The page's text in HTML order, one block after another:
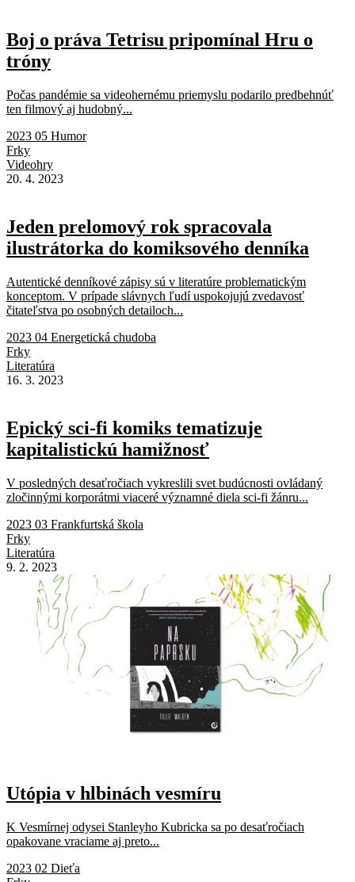
Boj o práva Tetrisu pripomínal Hru o
tróny
Počas pandémie sa videohernému priemyslu podarilo predbehnúť
ten filmový aj hudobný...
2023 05 Humor
Frky
Videohry
20. 4. 2023
Jeden prelomový rok spracovala
ilustrátorka do komiksového denníka
Autentické denníkové zápisy sú v literatúre problematickým
konceptom. V prípade slávnych ľudí uspokojujú zvedavosť
čitateľstva po osobných detailoch...
2023 04 Energetická chudoba
Frky
Literatúra
16. 3. 2023
Epický sci-fi komiks tematizuje
kapitalistickú hamižnosť
V posledných desaťročiach vykreslili svet budúcnosti ovládaný
zločinnými korporátmi viaceré významné diela sci-fi žánru...
2023 03 Frankfurtská škola
Frky
Literatúra
9. 2. 2023
Utópia v hlbinách vesmíru
K Vesmírnej odysei Stanleyho Kubricka sa po desaťročiach
opakovane vraciame aj preto...
2023 02 Dieťa